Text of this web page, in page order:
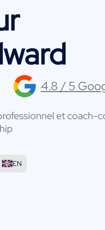
4.8 / 5
et coach-
EN